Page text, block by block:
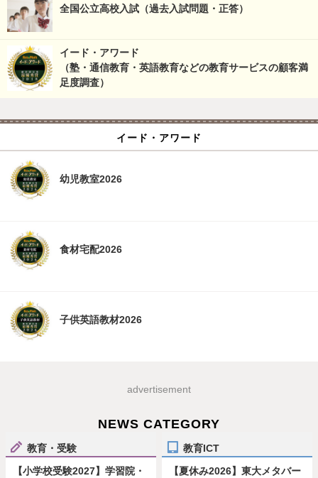
全国公立高校入試（過去入試問題・正答）
イード・アワード
（塾・通信教育・英語教育などの教育サービスの顧客満
足度調査）
イード・アワード
幼児教室2026
食材宅配2026
子供英語教材2026
advertisement
NEWS CATEGORY
教育・受験
【小学校受験2027】学習院・
教育ICT
【夏休み2026】東大メタバー